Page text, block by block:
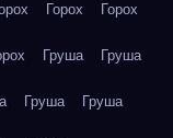
Горох Горох
Груша Груша
Груша Груша